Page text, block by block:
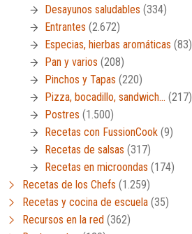
Desayunos saludables (334)
Entrantes (2.672)
Especias, hierbas aromáticas (83)
Pan y varios (208)
Pinchos y Tapas (220)
Pizza, bocadillo, sandwich… (217)
Postres (1.500)
Recetas con FussionCook (9)
Recetas de salsas (317)
Recetas en microondas (174)
Recetas de los Chefs (1.259)
Recetas y cocina de escuela (35)
Recursos en la red (362)